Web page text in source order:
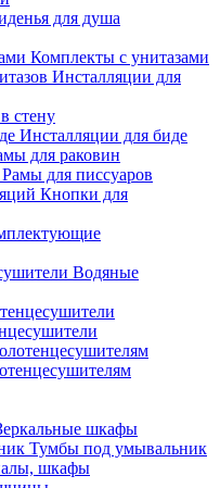
для душа
Комплекты с унитазами
Инсталляции для
стену
Инсталляции для биде
для раковин
Рамы для писсуаров
Кнопки для
Водяные
шкафы
Тумбы под умывальник
шкафы